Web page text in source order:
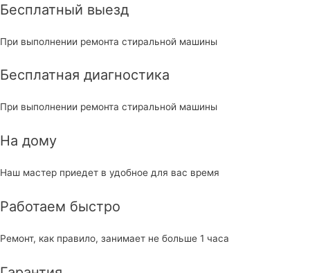
Бесплатный выезд
При выполнении ремонта стиральной машины
Бесплатная диагностика
При выполнении ремонта стиральной машины
На дому
Наш мастер приедет в удобное для вас время
Работаем быстро
Ремонт, как правило, занимает не больше 1 часа